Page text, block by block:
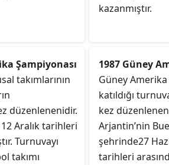
kazanmıştır.
Şampiyonası
takımlarının
düzenlenenidir.
Aralık tarihleri
Turnuvayı
takımı
1987 Güney
Güney Amerika
katıldığı
kez
Arjantin’nin
şehrinde27
tarihleri